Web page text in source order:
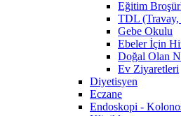
Eğitim
TDL (Travay,
Gebe Okulu
Ebeler İçin
Doğal Olan
Ev Ziyaretleri
Diyetisyen
Eczane
Endoskopi -